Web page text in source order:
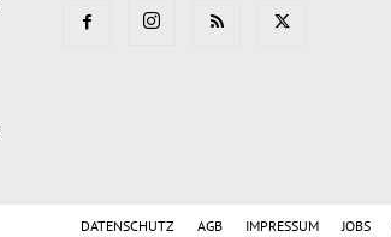
DATENSCHUTZ AGB IMPRESSUM JOBS